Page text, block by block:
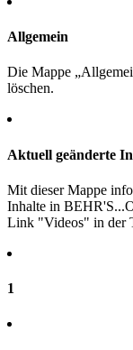
Allgemein
Die Mappe
löschen.
Aktuell geänderte
Mit dieser Mappe
Inhalte in
Link "Videos" in der
1